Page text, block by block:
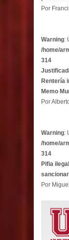
Por
Warning:
/home/
314
Rentería
Memo
Por
Warning:
/home/
314
Pifia
Por